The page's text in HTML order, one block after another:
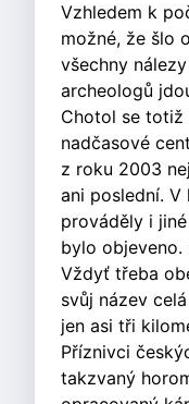
Vzhledem k
možné, že šlo
všechny
archeologů
Chotol se totiž
nadčasové
z roku 2003
ani poslední.
prováděly i
bylo objeveno.
Vždyť třeba
svůj název
jen asi tři
Příznivci
takzvaný